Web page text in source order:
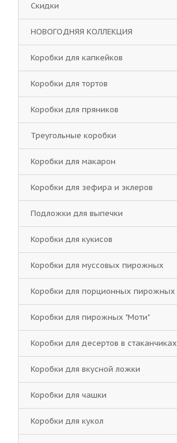
Скидки
НОВОГОДНЯЯ КОЛЛЕКЦИЯ
Коробки для капкейков
Коробки для тортов
Коробки для пряников
Треугольные коробки
Коробки для макарон
Коробки для зефира и эклеров
Подложки для выпечки
Коробки для кукисов
Коробки для муссовых пирожных
Коробки для порционных пирожных
Коробки для пирожных "Моти"
Коробки для десертов в стаканчиках
Коробки для вкусной ложки
Коробки для чашки
Коробки для кукол